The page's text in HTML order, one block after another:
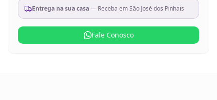
Entrega na sua casa— Receba emSão José dos Pinhais
Fale Conosco